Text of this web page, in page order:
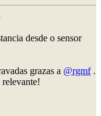
desde o sensor
grazas a @rgmf.